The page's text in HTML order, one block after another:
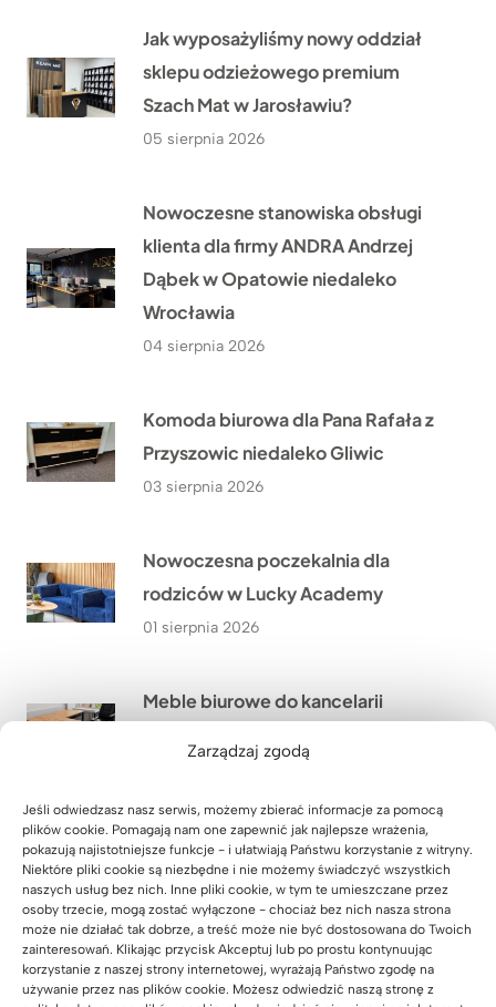
Zarządzaj zgodą
Jeśli odwiedzasz nasz serwis, możemy zbierać informacje za pomocą
plików cookie. Pomagają nam one zapewnić jak najlepsze wrażenia,
pokazują najistotniejsze funkcje - i ułatwiają Państwu korzystanie z witryny.
Niektóre pliki cookie są niezbędne i nie możemy świadczyć wszystkich
naszych usług bez nich. Inne pliki cookie, w tym te umieszczane przez
osoby trzecie, mogą zostać wyłączone - chociaż bez nich nasza strona
może nie działać tak dobrze, a treść może nie być dostosowana do Twoich
zainteresowań. Klikając przycisk Akceptuj lub po prostu kontynuując
korzystanie z naszej strony internetowej, wyrażają Państwo zgodę na
używanie przez nas plików cookie. Możesz odwiedzić naszą stronę z
Jak wyposażyliśmy nowy oddział
sklepu odzieżowego premium
Szach Mat w Jarosławiu?
05 sierpnia 2026
Nowoczesne stanowiska obsługi
klienta dla firmy ANDRA Andrzej
Dąbek w Opatowie niedaleko
Wrocławia
04 sierpnia 2026
Komoda biurowa dla Pana Rafała z
Przyszowic niedaleko Gliwic
03 sierpnia 2026
Nowoczesna poczekalnia dla
rodziców w Lucky Academy
01 sierpnia 2026
Meble biurowe do kancelarii
Szafa z wysuwanymi półkami na
zamówienie
30 lipca 2026
Meble dla szkoły językowej Lucky